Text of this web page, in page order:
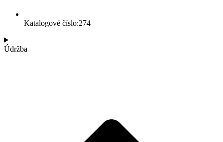
Katalogové číslo:274
Údržba